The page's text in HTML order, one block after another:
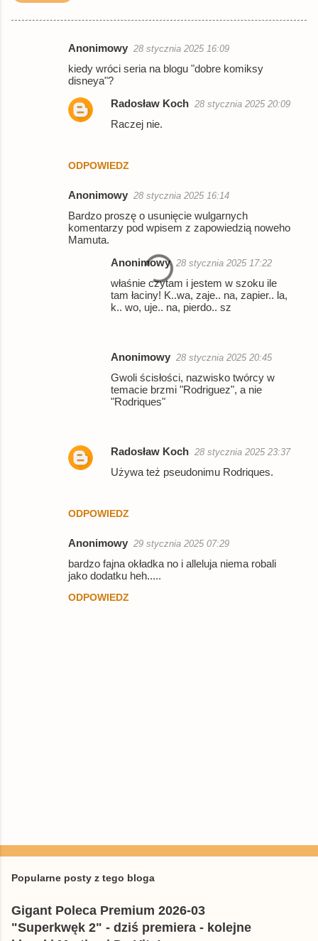
Anonimowy 28 stycznia 2025 16:09
kiedy wróci seria na blogu "dobre komiksy
disneya"?
ODPOWIEDZ
Radosław Koch 28 stycznia 2025 20:09
Raczej nie.
Anonimowy 28 stycznia 2025 16:14
Bardzo proszę o usunięcie wulgarnych
komentarzy pod wpisem z zapowiedzią noweho
Mamuta.
ODPOWIEDZ
Anonimowy 28 stycznia 2025 17:22
właśnie czytam i jestem w szoku ile
tam łaciny! K..wa, zaje.. na, zapier.. la,
k.. wo, uje.. na, pierdo.. sz
Anonimowy 28 stycznia 2025 20:45
Gwoli ścisłości, nazwisko twórcy w
temacie brzmi "Rodriguez", a nie
"Rodriques"
Radosław Koch 28 stycznia 2025 23:37
Używa też pseudonimu Rodriques.
Anonimowy 29 stycznia 2025 07:29
bardzo fajna okładka no i alleluja niema robali
jako dodatku heh.....
ODPOWIEDZ
e
i
j
Popularne posty z tego bloga
Gigant Poleca Premium 2026-03
"Superkwęk 2" - dziś premiera - kolejne